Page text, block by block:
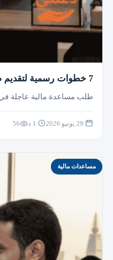
7 خطوات رسمية لتقديم طلب مساعدة مالية عاجلة في السعودية 2026
طلب مساعدة مالية عاجلة في السعودية 2026 هو المسار الذي يسلكه الآلاف من المواطنين والمقيمين الذين
56
مساعدات مالية